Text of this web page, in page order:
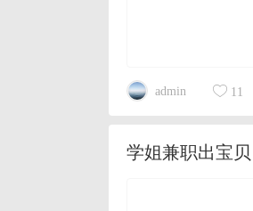
admin 11
学姐兼职出宝